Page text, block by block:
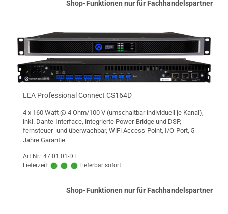
Shop-Funktionen nur für Fachhandelspartner
LEA Professional Connect CS164D
4 x 160 Watt @ 4 Ohm/100 V (umschaltbar individuell je Kanal),
inkl. Dante-Interface, integrierte Power-Bridge und DSP,
fernsteuer- und überwachbar, WiFi Access-Point, I/O-Port, 5
Jahre Garantie
Art.Nr.: 47.01.01-DT
Lieferzeit:
Lieferbar sofort
Shop-Funktionen nur für Fachhandelspartner